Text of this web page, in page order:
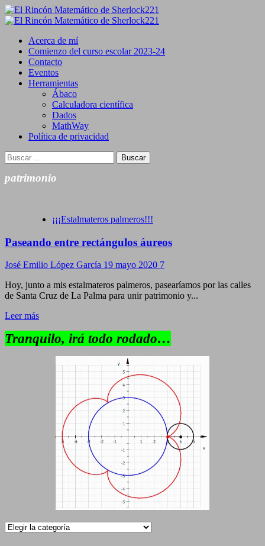
Saltar
al
Primary
Acerca de mí
Comienzo del curso escolar 2023-24
Contacto
Eventos
Herramientas
Ábaco
Calculadora científica
Dados
MathWay
Política de privacidad
Buscar:
patrimonio
¡¡¡Estalmateros palmeros!!!
Paseando entre rectángulos áureos
José Emilio López García 19 mayo 2020 7
Hoy, junto a mis estalmateros palmeros, pasearíamos por las calles
de Santa Cruz de La Palma para unir patrimonio y...
Leer más
Tranquilo, irá todo rodado…
Categorías